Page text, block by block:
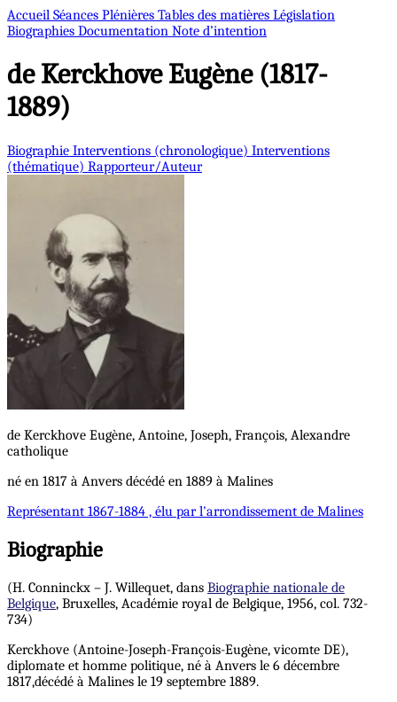
Accueil Séances Plénières Tables des matières Législation
Biographies Documentation Note d’intention
de KerckhoveEugène (1817-
1889)
Biographie Interventions (chronologique) Interventions
(thématique) Rapporteur/Auteur
de Kerckhove Eugène, Antoine, Joseph, François, Alexandre
catholique
né en 1817 à Anvers décédé en 1889 à Malines
Représentant 1867-1884 , élu par l'arrondissement de Malines
Biographie
(H. Conninckx – J. Willequet, dans Biographie nationale de
Belgique, Bruxelles, Académie royal de Belgique, 1956, col. 732-
734)
Kerckhove (Antoine-Joseph-François-Eugène, vicomte DE),
diplomate et homme politique, né à Anvers le 6 décembre
1817,décédé à Malines le 19 septembre 1889.